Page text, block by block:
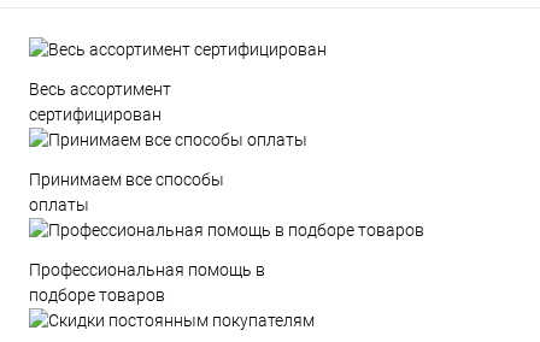
Весь ассортимент
сертифицирован
Принимаем все способы
оплаты
Профессиональная помощь в
подборе товаров